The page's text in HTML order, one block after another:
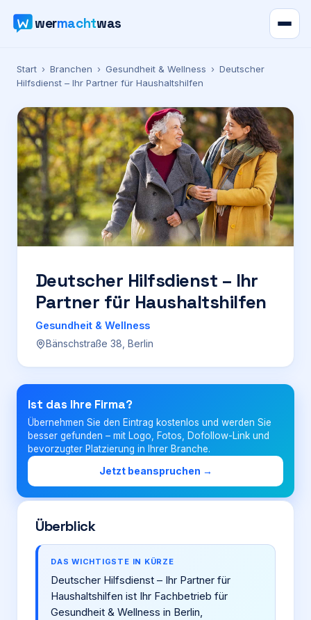
wermachtwas
Verzeichnis
Karte
News
Ratgeber
Werbung
Für Firmen
Login
Start › Branchen › Gesundheit & Wellness › Deutscher
Hilfsdienst – Ihr Partner für Haushaltshilfen
Deutscher Hilfsdienst – Ihr
Partner für Haushaltshilfen
Gesundheit & Wellness
Bänschstraße 38, Berlin
Ist das Ihre Firma?
Übernehmen Sie den Eintrag kostenlos und werden Sie
besser gefunden – mit Logo, Fotos, Dofollow-Link und
bevorzugter Platzierung in Ihrer Branche.
Jetzt beanspruchen →
Überblick
DAS WICHTIGSTE IN KÜRZE
Deutscher Hilfsdienst – Ihr Partner für
Haushaltshilfen ist Ihr Fachbetrieb für
Gesundheit & Wellness in Berlin,